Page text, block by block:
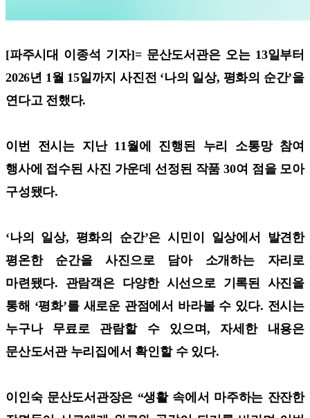
[파주시대 이종석 기자]= 문산도서관은 오는 13일부터
2026년 1월 15일까지 사진전 ‘나의 일상, 평화의 순간’을
연다고 전했다.
이번 전시는 지난 11월에 진행된 누리 소통망 참여
행사에 접수된 사진 가운데 선정된 작품 30여 점을 모아
구성됐다.
‘나의 일상, 평화의 순간’은 시민이 일상에서 발견한
평온한 순간을 사진으로 담아 소개하는 자리로
마련됐다. 관람객은 다양한 시선으로 기록된 사진을
통해 ‘평화’를 새로운 관점에서 바라볼 수 있다. 전시는
누구나 무료로 관람할 수 있으며, 자세한 내용은
문산도서관 누리집에서 확인할 수 있다.
이인숙 문산도서관장은 “생활 속에서 마주하는 잔잔한